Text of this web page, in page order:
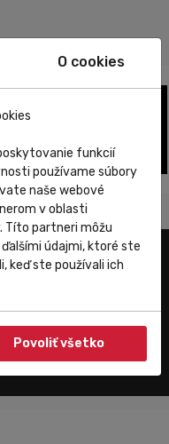
O cookies
funkcií
používame súbory
naše webové
v oblasti
Títo partneri môžu
údajmi, ktoré ste
keď ste používali ich
Povoliť všetko